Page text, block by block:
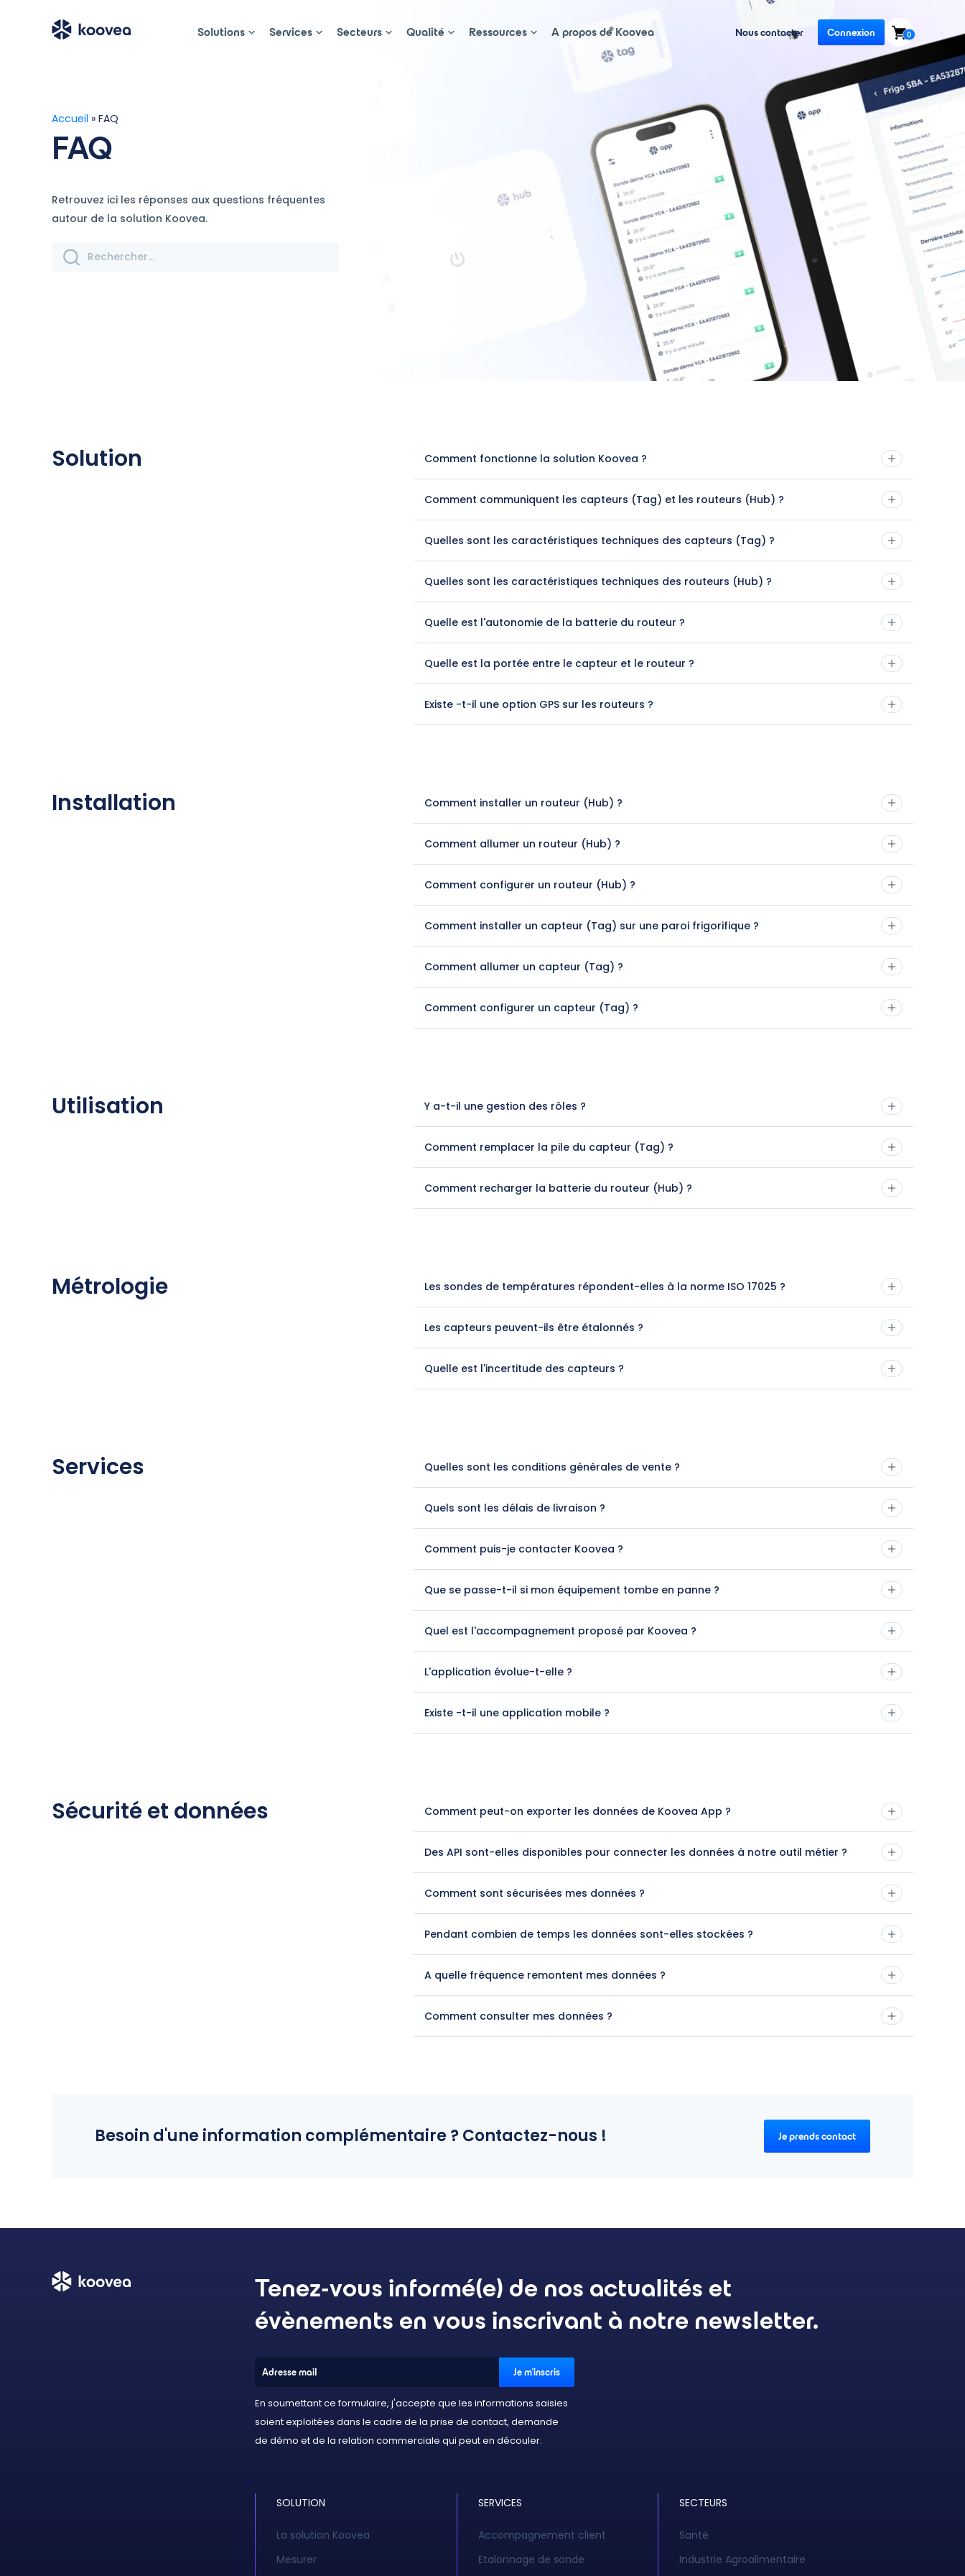
Solutions Services Secteurs Qualité Ressources A propos de Koovea Nous contacter Connexion 0
Accueil » FAQ
FAQ
Retrouvez ici les réponses aux questions fréquentes
autour de la solution Koovea.
Solution Comment fonctionne la solution Koovea ?
Comment communiquent les capteurs (Tag) et les routeurs (Hub) ?
Quelles sont les caractéristiques techniques des capteurs (Tag) ?
Quelles sont les caractéristiques techniques des routeurs (Hub) ?
Quelle est l'autonomie de la batterie du routeur ?
Quelle est la portée entre le capteur et le routeur ?
Existe -t-il une option GPS sur les routeurs ?
Installation Comment installer un routeur (Hub) ?
Comment allumer un routeur (Hub) ?
Comment configurer un routeur (Hub) ?
Comment installer un capteur (Tag) sur une paroi frigorifique ?
Comment allumer un capteur (Tag) ?
Comment configurer un capteur (Tag) ?
Utilisation Y a-t-il une gestion des rôles ?
Comment remplacer la pile du capteur (Tag) ?
Comment recharger la batterie du routeur (Hub) ?
Métrologie Les sondes de températures répondent-elles à la norme ISO 17025 ?
Les capteurs peuvent-ils être étalonnés ?
Quelle est l'incertitude des capteurs ?
Services Quelles sont les conditions générales de vente ?
Quels sont les délais de livraison ?
Comment puis-je contacter Koovea ?
Que se passe-t-il si mon équipement tombe en panne ?
Quel est l'accompagnement proposé par Koovea ?
L'application évolue-t-elle ?
Existe -t-il une application mobile ?
Sécurité et données Comment peut-on exporter les données de Koovea App ?
Des API sont-elles disponibles pour connecter les données à notre outil métier ?
Comment sont sécurisées mes données ?
Pendant combien de temps les données sont-elles stockées ?
A quelle fréquence remontent mes données ?
Comment consulter mes données ?
Besoin d'une information complémentaire ? Contactez-nous ! Je prends contact
Tenez-vous informé(e) de nos actualités et
évènements en vous inscrivant à notre newsletter.
En soumettant ce formulaire, j'accepte que les informations saisies
soient exploitées dans le cadre de la prise de contact, demande
de démo et de la relation commerciale qui peut en découler.
SOLUTION
La solution Koovea
Mesurer
SERVICES
Accompagnement client
Etalonnage de sonde
SECTEURS
Santé
Industrie Agroalimentaire